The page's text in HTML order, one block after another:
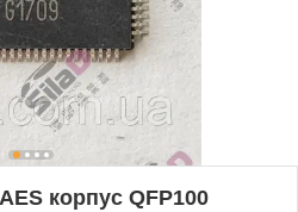
корпус QFP100